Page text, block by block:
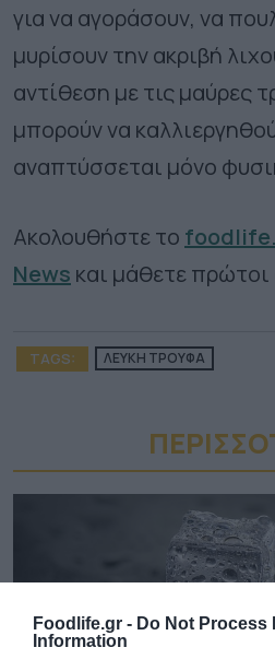
Foodlife.gr - Do Not Process
Information
για να αγοράσουν, να
μυρίσουν την ακριβή
αντίθεση με τις μαύρες
μπορούν να
αναπτύσσεται μόνο
Ακολουθήστε το
News και μάθετε πρώτοι
TAGS: ΛΕΥΚΗ ΤΡΟΥΦΑ